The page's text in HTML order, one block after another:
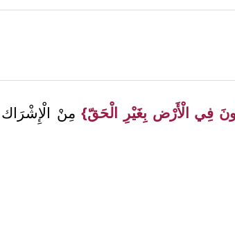
فِي الْأَرْض بِغَيْرِ الْحَقّ}مِنْ الْإِشْرَاك